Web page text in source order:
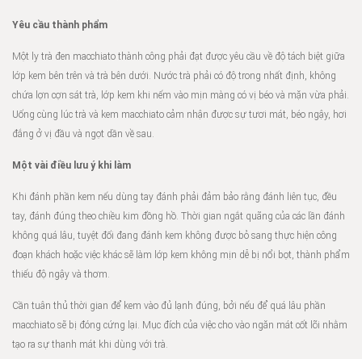
Yêu cầu thành phẩm
Một ly trà đen macchiato thành công phải đạt được yêu cầu về độ tách biệt giữa
lớp kem bên trên và trà bên dưới. Nước trà phải có độ trong nhất định, không
chứa lợn cợn sát trà, lớp kem khi nếm vào mịn màng có vị béo và mặn vừa phải.
Uống cùng lúc trà và kem macchiato cảm nhận được sự tươi mát, béo ngậy, hơi
đắng ở vị đầu và ngọt dần về sau.
Một vài điều lưu ý khi làm
Khi đánh phần kem nếu dùng tay đánh phải đảm bảo rằng đánh liên tục, đều
tay, đánh đúng theo chiều kim đồng hồ. Thời gian ngắt quãng của các lần đánh
không quá lâu, tuyệt đối đang đánh kem không được bỏ sang thực hiện công
đoạn khách hoặc việc khác sẽ làm lớp kem không mịn dễ bị nổi bọt, thành phẩm
thiếu độ ngậy và thơm.
Cần tuân thủ thời gian để kem vào đủ lạnh đúng, bởi nếu để quá lâu phần
macchiato sẽ bị đóng cứng lại. Mục đích của việc cho vào ngăn mát cốt lõi nhằm
tạo ra sự thanh mát khi dùng với trà.